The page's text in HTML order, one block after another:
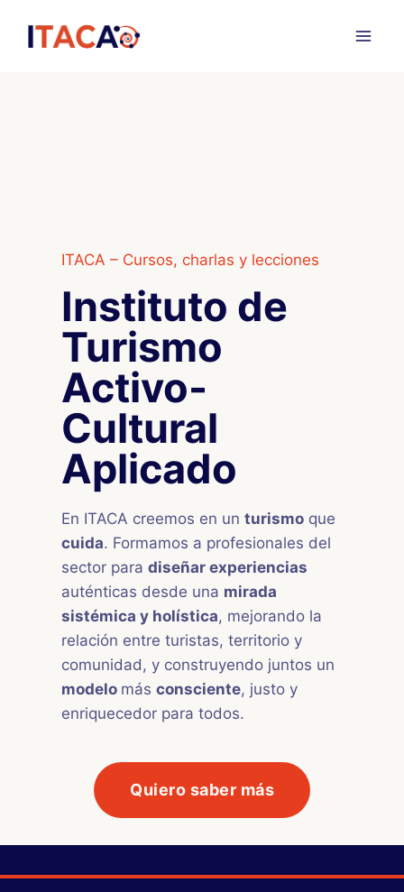
ITACA – Cursos, charlas y lecciones
Instituto de
Turismo
Activo-
Cultural
Aplicado
En ITACA creemos en un turismo que
cuida. Formamos a profesionales del
sector para diseñar experiencias
auténticas desde una mirada
sistémica y holística, mejorando la
relación entre turistas, territorio y
comunidad, y construyendo juntos un
modelo más consciente, justo y
enriquecedor para todos.
Quiero saber más